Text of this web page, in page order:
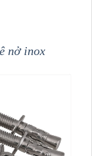
nở inox